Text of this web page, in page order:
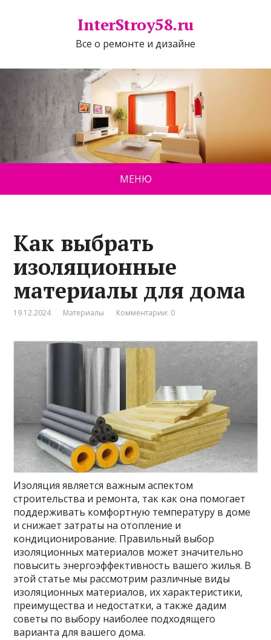
InterStroy58.ru
Все о ремонте и дизайне
МЕНЮ
Как выбрать
изоляционные
материалы для дома
19.12.2024 Материалы Комментарии: 0
Изоляция является важным аспектом
строительства и ремонта, так как она помогает
поддерживать комфортную температуру в доме
и снижает затраты на отопление и
кондиционирование. Правильный выбор
изоляционных материалов может значительно
повысить энергоэффективность вашего жилья. В
этой статье мы рассмотрим различные виды
изоляционных материалов, их характеристики,
преимущества и недостатки, а также дадим
советы по выбору наиболее подходящего
варианта для вашего дома.